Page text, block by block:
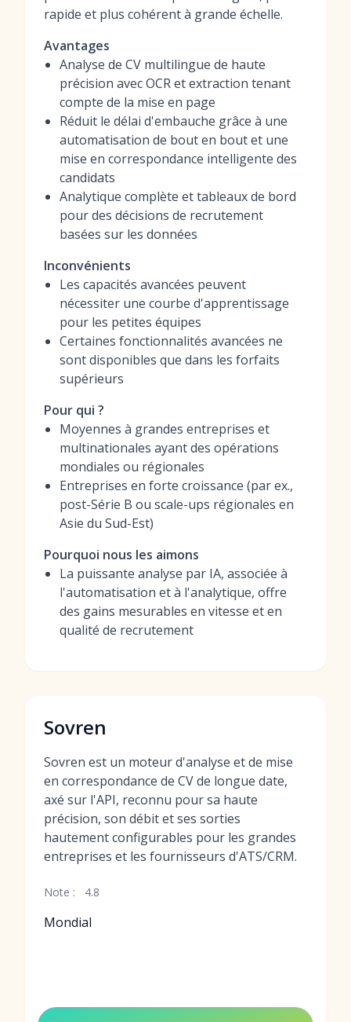
rapide et plus cohérent à grande échelle.
Avantages
Analyse de CV multilingue de haute
précision avec OCR et extraction tenant
compte de la mise en page
Réduit le délai d'embauche grâce à une
automatisation de bout en bout et une
mise en correspondance intelligente des
candidats
Analytique complète et tableaux de bord
pour des décisions de recrutement
basées sur les données
Inconvénients
Les capacités avancées peuvent
nécessiter une courbe d'apprentissage
pour les petites équipes
Certaines fonctionnalités avancées ne
sont disponibles que dans les forfaits
supérieurs
Pour qui ?
Moyennes à grandes entreprises et
multinationales ayant des opérations
mondiales ou régionales
Entreprises en forte croissance (par ex.,
post-Série B ou scale-ups régionales en
Asie du Sud-Est)
Pourquoi nous les aimons
La puissante analyse par IA, associée à
l'automatisation et à l'analytique, offre
des gains mesurables en vitesse et en
qualité de recrutement
Sovren
Sovren est un moteur d'analyse et de mise
en correspondance de CV de longue date,
axé sur l'API, reconnu pour sa haute
précision, son débit et ses sorties
hautement configurables pour les grandes
entreprises et les fournisseurs d'ATS/CRM.
Note : 4.8
Mondial